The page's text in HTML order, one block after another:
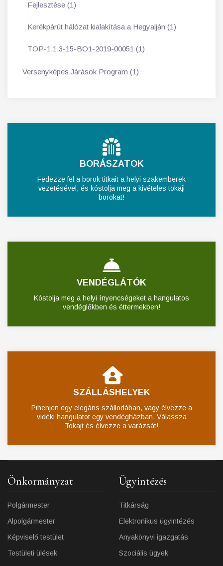
Fejlesztése (1)
Kerékpárút hálózat kialakítása a Hegyalján (1)
TOP-1.1.3-15-BO1-2019-00051 (1)
Versenyképes Járások Program (1)
BORÁSZATOK
Fedezze fel a borok titkait a helyi szakemberek
vezetésével, és kóstolja meg a kivételes tokaji
borokat!
VENDÉGLÁTÓK
Kóstolja meg a helyi ínyencségeket a hangulatos
vendéglőkben és éttermekben!
SZÁLLÁSHELYEK
Pihenjen egy elegáns szállodában, vagy élvezze a
vidéki hangulatot egy vendégházban. Válassza
Tokajt és élvezze a varázsát!
Önkormányzat
Polgármester
Alpolgármester
Képviselő testület
Testületi ülések
Ügyintézés
Titkárság
Elektronikus ügyintézés
Anyakönyvi igazgatás
Szociális ügyek